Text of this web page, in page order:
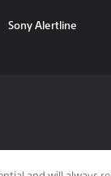
Sony Alertline